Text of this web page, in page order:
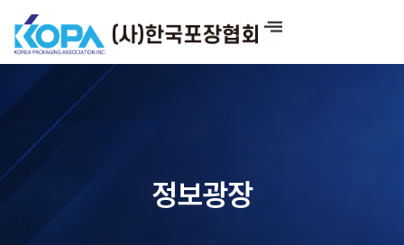
너
정보광장